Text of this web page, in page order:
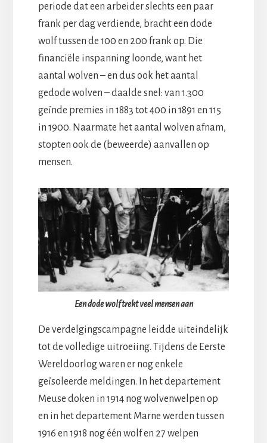
periode dat een arbeider slechts een paar
frank per dag verdiende, bracht een dode
wolf tussen de 100 en 200 frank op. Die
financiële inspanning loonde, want het
aantal wolven – en dus ook het aantal
gedode wolven – daalde snel: van 1.300
geïnde premies in 1883 tot 400 in 1891 en 115
in 1900. Naarmate het aantal wolven afnam,
stopten ook de (beweerde) aanvallen op
mensen.
Een dode wolf trekt veel mensen aan
De verdelgingscampagne leidde uiteindelijk
tot de volledige uitroeiing. Tijdens de Eerste
Wereldoorlog waren er nog enkele
geïsoleerde meldingen. In het departement
Meuse doken in 1914 nog wolvenwelpen op
en in het departement Marne werden tussen
1916 en 1918 nog één wolf en 27 welpen